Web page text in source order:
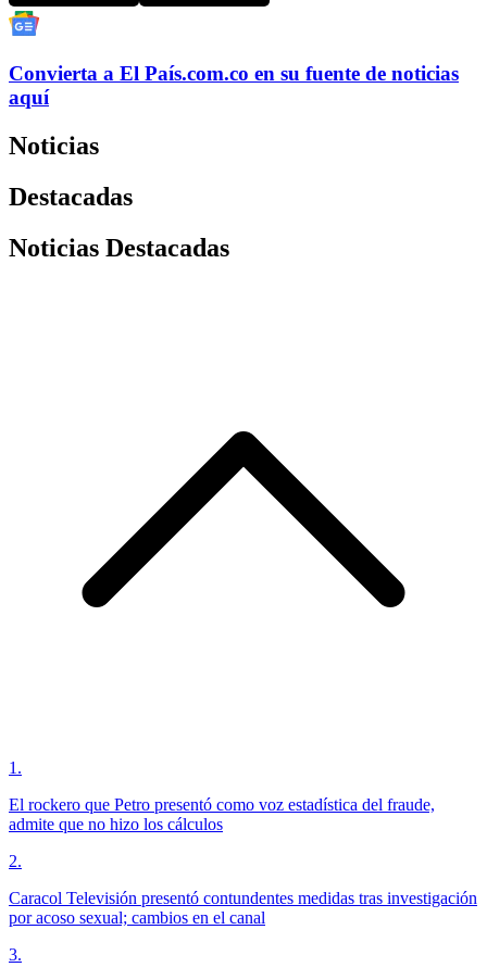
Convierta a El País.com.co en su fuente de noticias
aquí
Noticias
Destacadas
Noticias Destacadas
1 .
El rockero que Petro presentó como voz estadística del fraude,
admite que no hizo los cálculos
2.
Caracol Televisión presentó contundentes medidas tras investigación
por acoso sexual; cambios en el canal
3.